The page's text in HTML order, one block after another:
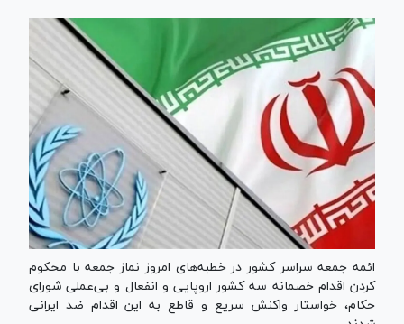
ائمه جمعه سراسر کشور در خطبه‌های امروز نماز جمعه با محکوم
کردن اقدام خصمانه سه کشور اروپایی و انفعال و بی‌عملی شورای
حکام، خواستار واکنش سریع و قاطع به این اقدام ضد ایرانی